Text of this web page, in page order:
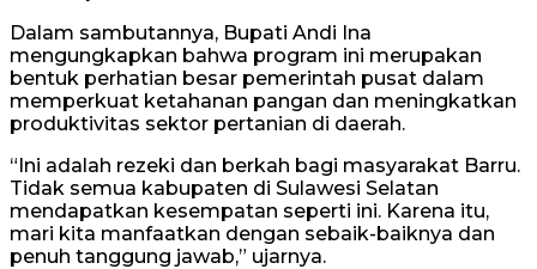
Dalam sambutannya, Bupati Andi Ina
mengungkapkan bahwa program ini merupakan
bentuk perhatian besar pemerintah pusat dalam
memperkuat ketahanan pangan dan meningkatkan
produktivitas sektor pertanian di daerah.
“Ini adalah rezeki dan berkah bagi masyarakat Barru.
Tidak semua kabupaten di Sulawesi Selatan
mendapatkan kesempatan seperti ini. Karena itu,
mari kita manfaatkan dengan sebaik-baiknya dan
penuh tanggung jawab,” ujarnya.